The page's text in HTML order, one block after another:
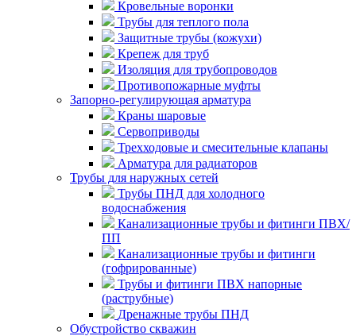
Кровельные воронки
Трубы для теплого пола
Защитные трубы (кожухи)
Крепеж для труб
Изоляция для трубопроводов
Противопожарные муфты
Запорно-регулирующая арматура
Краны шаровые
Сервоприводы
Трехходовые и смесительные клапаны
Арматура для радиаторов
Трубы для наружных сетей
Трубы ПНД для холодного
водоснабжения
Канализационные трубы и фитинги ПВХ/
ПП
Канализационные трубы и фитинги
(гофрированные)
Трубы и фитинги ПВХ напорные
(раструбные)
Дренажные трубы ПНД
Обустройство скважин